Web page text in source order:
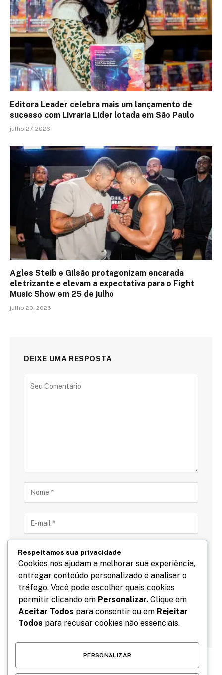
Editora Leader celebra mais um lançamento de
sucesso com Livraria Líder lotada em São Paulo
julho 27, 2026
Agles Steib e Gilsão protagonizam encarada
eletrizante e elevam a expectativa para o Fight
Music Show em 25 de julho
julho 20, 2026
DEIXE UMA RESPOSTA
Salve meu nome, email e site neste navegador para
a próxima vez que eu comentar.
Respeitamos sua privacidade
Cookies nos ajudam a melhorar sua experiência,
entregar conteúdo personalizado e analisar o
tráfego. Você pode escolher quais cookies
permitir clicando em Personalizar. Clique em
Aceitar Todos para consentir ou em Rejeitar
Todos para recusar cookies não essenciais.
PERSONALIZAR